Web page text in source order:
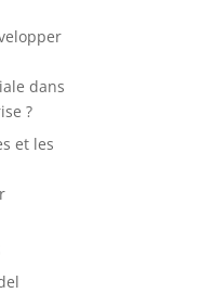
dans
?
et les